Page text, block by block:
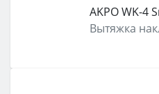
AKPO WK-4
Вытяжка